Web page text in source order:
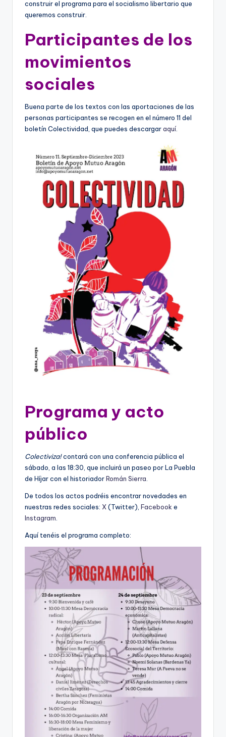
construir el programa para el socialismo libertario que
queremos construir.
Participantes de los
movimientos
sociales
Buena parte de los textos con las aportaciones de las
personas participantes se recogen en el número 11 del
boletín Colectividad, que puedes descargaraquí.
Programa y acto
público
Colectiviza!contará con una conferencia pública el
sábado, a las 18:30, que incluirá un paseo por La Puebla
de Híjar con el historiadorRomán Sierra
De todos los actos podréis encontrar novedades en
nuestras redes sociales: X(Twitter), Facebook e
Instagram
Aquí tenéis el programa completo: